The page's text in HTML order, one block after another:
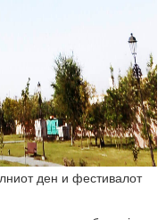
ден и фестивалот